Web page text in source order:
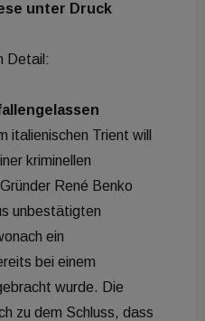
unter Druck
Detail:
italienischen Trient will
kriminellen
René Benko
unbestätigten
ein
bei einem
wurde. Die
zu dem Schluss, dass